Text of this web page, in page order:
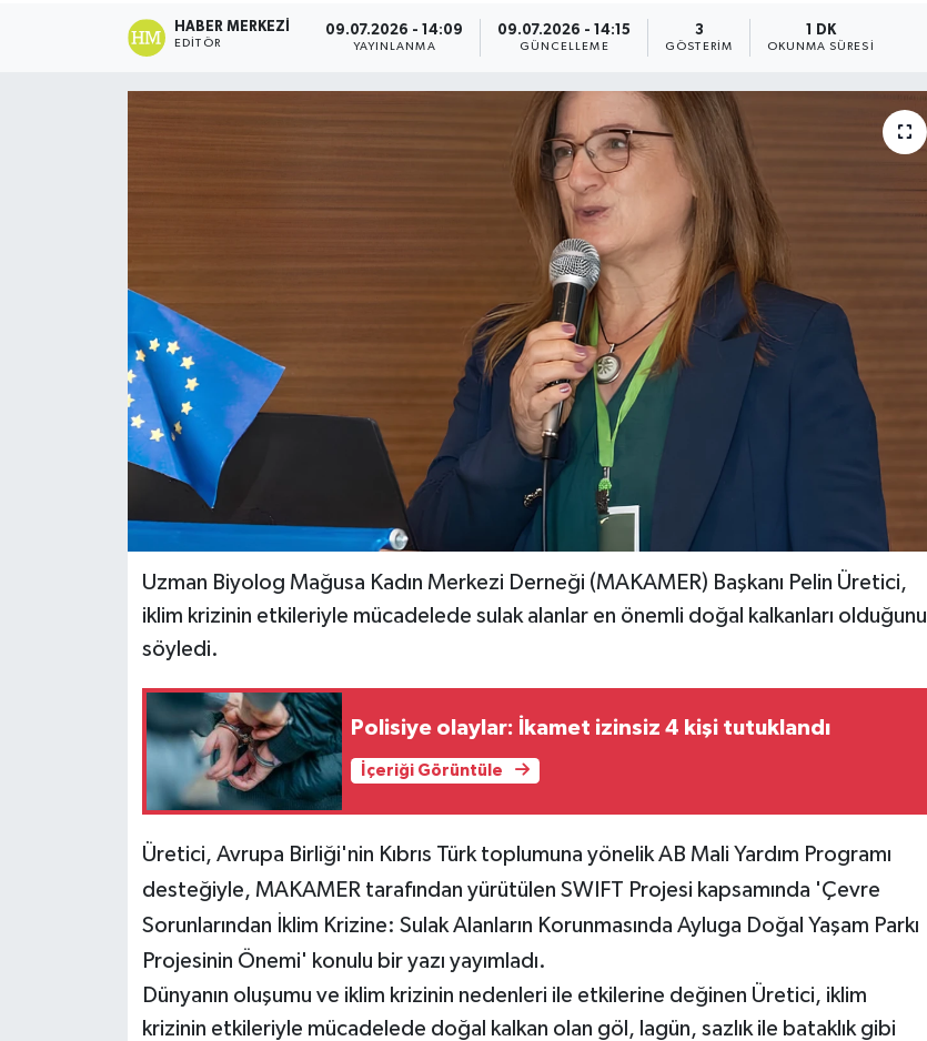
HABER MERKEZI
EDITÖR
09.07.2026 - 14:09
YAYINLANMA
09.07.2026 - 14:15
GÜNCELLEME
3
GÖSTERIM
1 DK
OKUNMA SÜRESI
Uzman Biyolog Mağusa Kadın Merkezi Derneği (MAKAMER) Başkanı Pelin Üretici,
i klim krizinin etkileriyle mücadelede sulak alanlar en önemli doğal kalkanları olduğunu
söyledi.
Polisiye olaylar: İkamet izinsiz 4 kişi tutuklandı
İçeriği Görüntüle
Üretici, Avrupa Birliği'nin Kıbrıs Türk toplumuna yönelik AB Mali Yardım Programı
desteğiyle, MAKAMER tarafından yürütülen SWIFT Projesi kapsamında 'Çevre
Sorunlarından İklim Krizine: Sulak Alanların Korunmasında Ayluga Doğal Yaşam Parkı
Projesinin Önemi' konulu bir yazı yayımladı.
Dünyanın oluşumu ve iklim krizinin nedenleri ile etkilerine değinen Üretici, iklim
krizinin etkileriyle mücadelede doğal kalkan olan göl, lagün, sazlık ile bataklık gibi
ESENTEPE
GAZİMAĞUSA
İÇ HABERLER
KÜLTÜR SANAT
MAGAZİN
Nöbetçi Eczaneler
ÖZEL HABER